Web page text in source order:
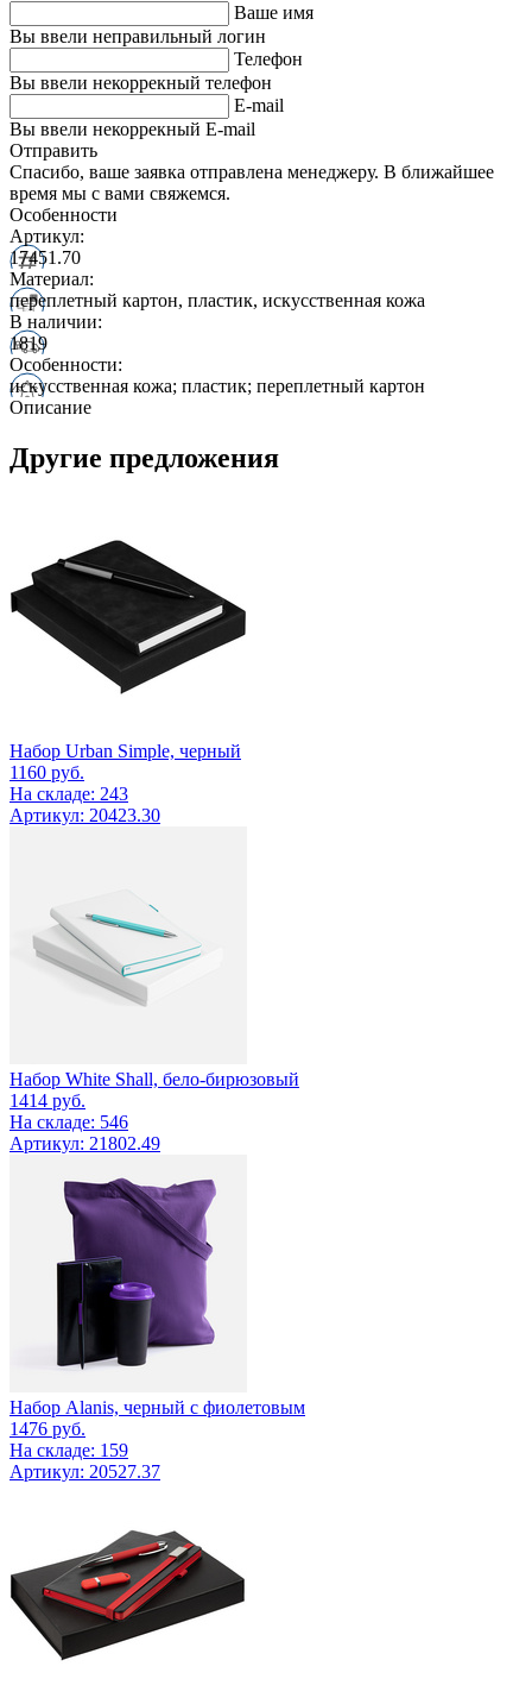
Ваше имя
Вы ввели неправильный логин
Телефон
Вы ввели некоррекный телефон
E-mail
Вы ввели некоррекный E-mail
Отправить
Спасибо, ваше заявка отправлена менеджеру. В ближайшее
время мы с вами свяжемся.
Особенности
Артикул:
17451.70
Материал:
переплетный картон, пластик, искусственная кожа
В наличии:
1819
Особенности:
искусственная кожа; пластик; переплетный картон
Описание
Другие предложения
Набор Urban Simple, черный
1160 руб.
На складе: 243
Артикул: 20423.30
Набор White Shall, бело-бирюзовый
1414 руб.
На складе: 546
Артикул: 21802.49
Набор Alanis, черный с фиолетовым
1476 руб.
На складе: 159
Артикул: 20527.37